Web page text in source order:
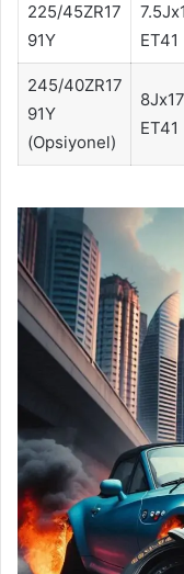
225/45ZR17
91Y
ET41
245/40ZR17
91Y
(Opsiyonel)
8Jx17
ET41